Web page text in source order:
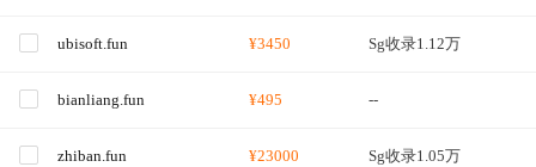
ubisoft.fun ¥3450 Sg收录1.12万
bianliang.fun ¥495 --
zhiban.fun ¥23000 Sg收录1.05万